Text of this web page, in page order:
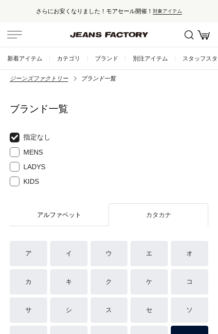
さらにお安くなりました！モアセール開催！ 対象アイテム
新着アイテム カテゴリ ブランド 別注アイテム スタッフス
ジーンズファクトリー ブランド一覧
ブランド一覧
指定なし
MENS
LADYS
KIDS
アルファベット カタカナ
ア イ ウ エ オ
カ キ ク ケ コ
サ シ ス セ ソ